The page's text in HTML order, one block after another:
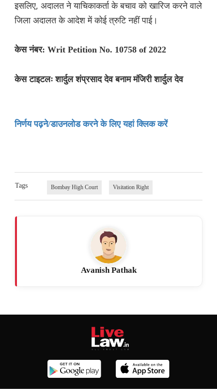
इसलिए, अदालत ने याचिकाकर्ता के बचाव को खारिज करने वाले
जिला अदालत के आदेश में कोई त्रुटि नहीं पाई।
केस नंबर: Writ Petition No. 10758 of 2022
केस टाइटलः शार्दुल शंप्रसाद देव बनाम मंजिरी शार्दुल देव
निर्णय पढ़ने/डाउनलोड करने के लिए यहां क्लिक करें
Tags Bombay High Court Visitation Right
Avanish Pathak